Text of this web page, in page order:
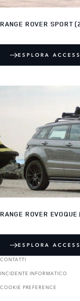
RANGE ROVER SPORT
ESPLORA
RANGE ROVER
ESPLORA
CONTATTI
INCIDENTE INFORMATICO
COOKIE PREFERENCE